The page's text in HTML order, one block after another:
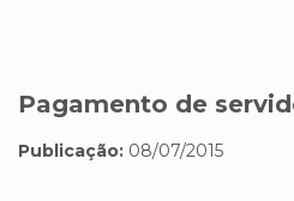
Pagamento de
Publicação: 08/07/2015